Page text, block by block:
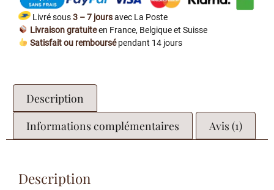
Livré sous3 – 7 joursavec La Poste
Livraison gratuiteen France, Belgique et Suisse
Satisfait ou remboursépendant 14 jours
Description
Informations complémentaires
Avis (1)
Description